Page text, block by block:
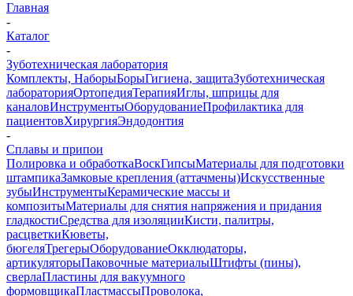
Главная
-
Каталог
-
Зуботехническая лаборатория
Комплекты, НаборыБорыГигиена, защитаЗуботехническая
лабораторияОртопедияТерапияИглы, шприцы для
каналовИнструментыОборудованиеПрофилактика для
пациентовХирургияЭндодонтия
-
Сплавы и припои
Полировка и обработкаВоскГипсыМатериалы для подготовки
штампикаЗамковые крепления (аттачмены)Искусственные
зубыИнструментыКерамические массы и
композитыМатериалы для снятия напряжения и придания
гладкостиСредства для изоляцииКисти, палитры,
расцветкиКюветы,
бюгеляТрегерыОборудованиеОкклюдаторы,
артикуляторыПаковочные материалыШтифты (пины),
сверлаПластины для вакуумного
формовщикаПластмассыПроволока,